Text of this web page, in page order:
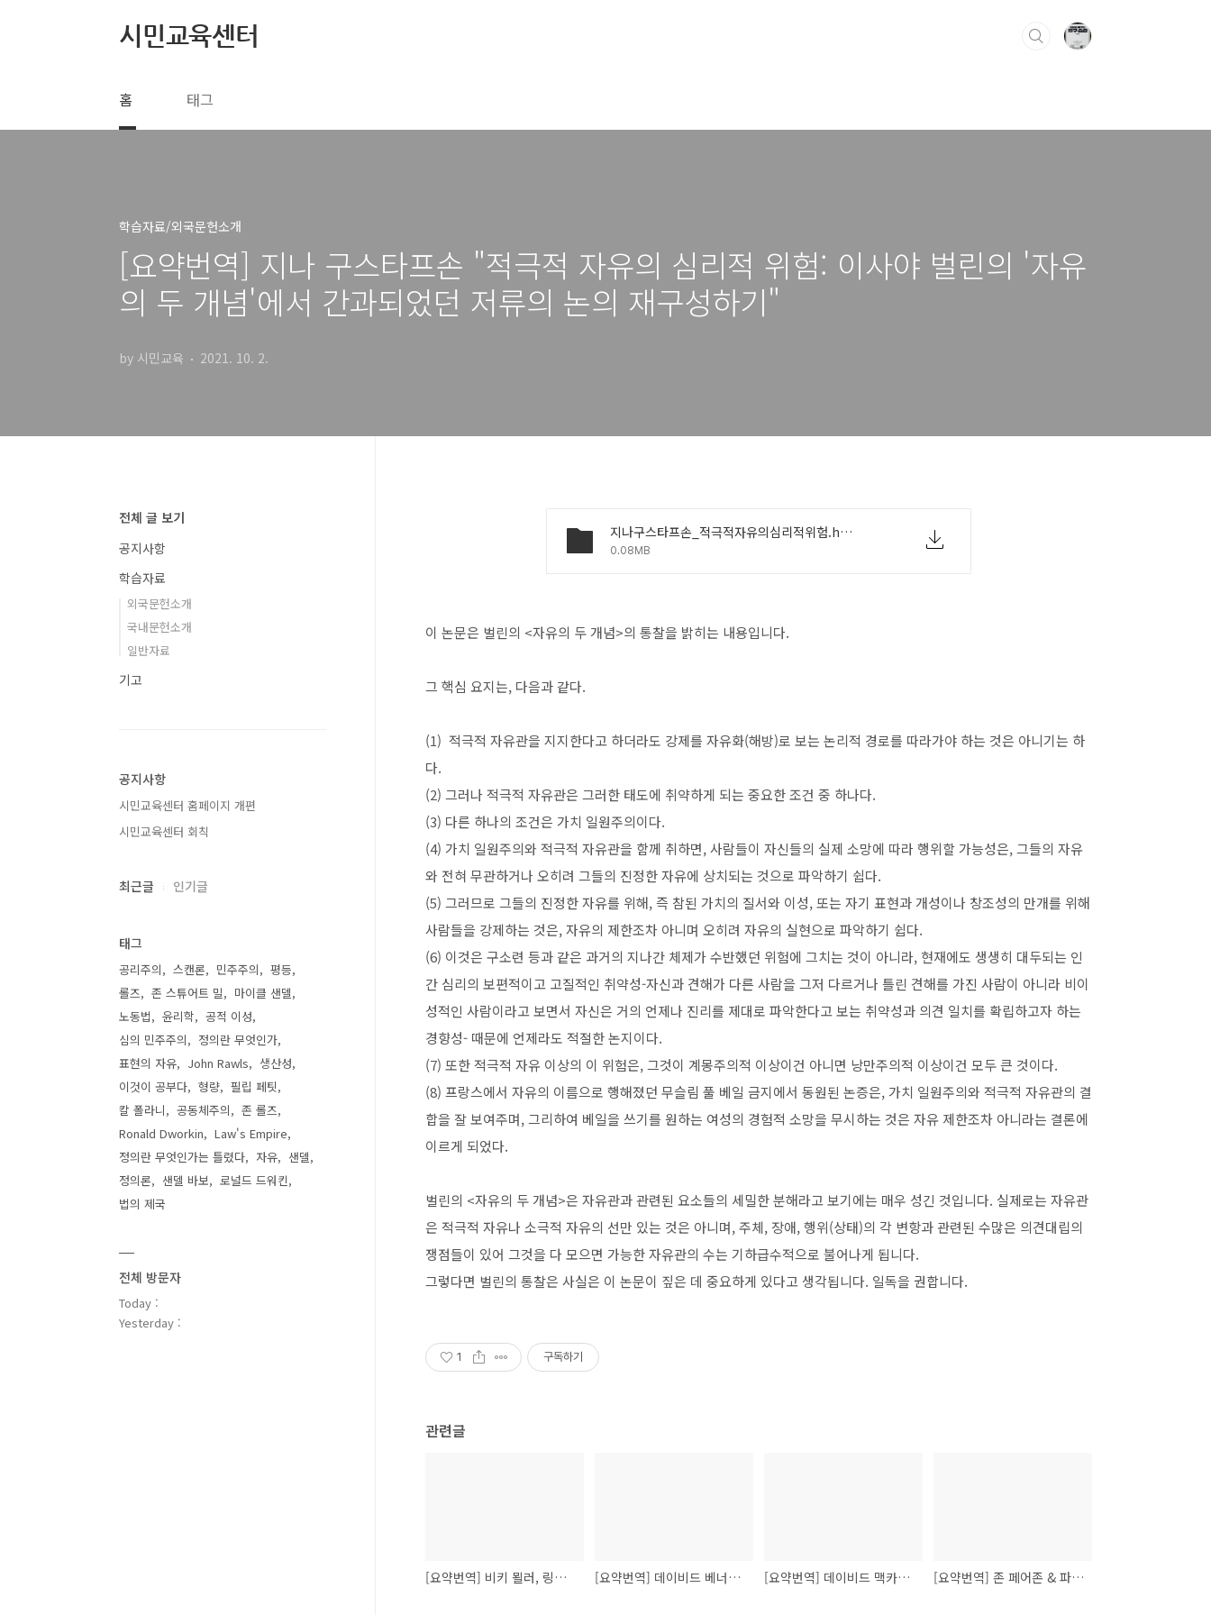
시민교육센터
홈 태그
학습자료/외국문헌소개
[요약번역] 지나 구스타프손 "적극적 자유의 심리적 위험: 이사야 벌린의 '자유
의 두 개념'에서 간과되었던 저류의 논의 재구성하기"
by 시민교육 2021. 10. 2.
지나구스타프손_적극적자유의심리적위험.hwp
0.08MB
이 논문은 벌린의 <자유의 두 개념>의 통찰을 밝히는 내용입니다.
그 핵심 요지는, 다음과 같다.
(1) 적극적 자유관을 지지한다고 하더라도 강제를 자유화(해방)로 보는 논리적 경로를 따라가야 하는 것은 아니기는 하
다.
(2) 그러나 적극적 자유관은 그러한 태도에 취약하게 되는 중요한 조건 중 하나다.
(3) 다른 하나의 조건은 가치 일원주의이다.
(4) 가치 일원주의와 적극적 자유관을 함께 취하면, 사람들이 자신들의 실제 소망에 따라 행위할 가능성은, 그들의 자유
와 전혀 무관하거나 오히려 그들의 진정한 자유에 상치되는 것으로 파악하기 쉽다.
(5) 그러므로 그들의 진정한 자유를 위해, 즉 참된 가치의 질서와 이성, 또는 자기 표현과 개성이나 창조성의 만개를 위해
사람들을 강제하는 것은, 자유의 제한조차 아니며 오히려 자유의 실현으로 파악하기 쉽다.
(6) 이것은 구소련 등과 같은 과거의 지나간 체제가 수반했던 위험에 그치는 것이 아니라, 현재에도 생생히 대두되는 인
간 심리의 보편적이고 고질적인 취약성-자신과 견해가 다른 사람을 그저 다르거나 틀린 견해를 가진 사람이 아니라 비이
성적인 사람이라고 보면서 자신은 거의 언제나 진리를 제대로 파악한다고 보는 취약성과 의견 일치를 확립하고자 하는
경향성- 때문에 언제라도 적절한 논지이다.
(7) 또한 적극적 자유 이상의 이 위험은, 그것이 계몽주의적 이상이건 아니면 낭만주의적 이상이건 모두 큰 것이다.
(8) 프랑스에서 자유의 이름으로 행해졌던 무슬림 풀 베일 금지에서 동원된 논증은, 가치 일원주의와 적극적 자유관의 결
합을 잘 보여주며, 그리하여 베일을 쓰기를 원하는 여성의 경험적 소망을 무시하는 것은 자유 제한조차 아니라는 결론에
이르게 되었다.
벌린의 <자유의 두 개념>은 자유관과 관련된 요소들의 세밀한 분해라고 보기에는 매우 성긴 것입니다. 실제로는 자유관
은 적극적 자유나 소극적 자유의 선만 있는 것은 아니며, 주체, 장애, 행위(상태)의 각 변항과 관련된 수많은 의견대립의
쟁점들이 있어 그것을 다 모으면 가능한 자유관의 수는 기하급수적으로 불어나게 됩니다.
그렇다면 벌린의 통찰은 사실은 이 논문이 짚은 데 중요하게 있다고 생각됩니다. 일독을 권합니다.
1 구독하기
관련글
[요약번역] 비키 묄러, 링비 페데르센, "자신 또는 타인에 대한 해악: 중심적인 비후견주의적 논증에 관하여" [요약번역] 데이비드 베너타, "출산의 허용성" 외 1 [요약번역] 데이비드 맥카시, "권리, 설명, 그리고 위험" [요약번역] 존 페어존 & 파스퀄 파스퀴노 "예외상황의 법: 비상권력의 유형학"
전체 글 보기
공지사항
학습자료
외국문헌소개
국내문헌소개
일반자료
기고
공지사항
시민교육센터 홈페이지 개편
시민교육센터 회칙
최근글 인기글
태그
공리주의 스캔론 민주주의
평등
롤즈
존 스튜어트 밀
마이클 샌델
노동법
윤리학
공적 이성
심의 민주주의
정의란 무엇인가
표현의 자유
John Rawls
생산성
이것이 공부다
형량
필립 페팃
칼 폴라니
공동체주의
존 롤즈
Ronald Dworkin
Law's Empire
정의란 무엇인가는 틀렸다
자유
샌델
정의론
샌델 바보
로널드 드워킨
법의 제국
전체 방문자
Today :
Yesterday :